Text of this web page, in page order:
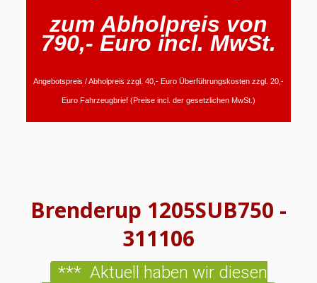
zum Abholpreis von
790,- Euro incl. MwSt.
Angebotspreis / Abholpreis zzgl. 40,- Euro Überführungskosten zzgl. 20,-
Euro Fahrzeugbrief (Preise incl. der gesetzlichen MwSt.)
Brenderup 1205SUB750 -
311106
*** Aktuell haben wir diesen